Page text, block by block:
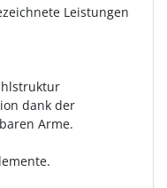
Leistungen
dank der
Arme.